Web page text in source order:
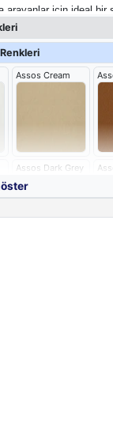
arayanlar için ideal bir
Assos Cream
Assos Dark Grey